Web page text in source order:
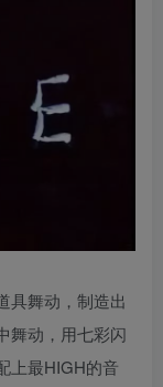
具舞动，制造出
舞动，用七彩闪
上最HIGH的音